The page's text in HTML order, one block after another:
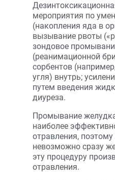
мероприятия по
(накопления яда в
вызывание рвоты
зондовое
(реанимационной
сорбентов
угля) внутрь;
путем введения
диуреза.
Промывание
наиболее
отравления,
невозможно сразу
эту процедуру
отравления.